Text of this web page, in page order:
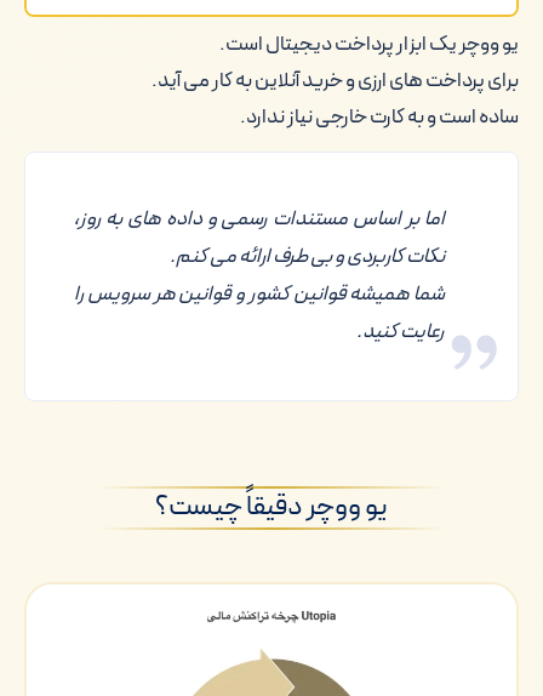
نکات کلیدی
پرسش های خیلی رایج
یو ووچر یک ابزار پرداخت دیجیتال است.
برای پرداخت های ارزی و خرید آنلاین به کار می آید.
ساده است و به کارت خارجی نیاز ندارد.
اما بر اساس مستندات رسمی و داده های به روز،
نکات کاربردی و بی طرف ارائه می کنم.
شما همیشه قوانین کشور و قوانین هر سرویس را
رعایت کنید.
یو ووچر دقیقاً چیست؟